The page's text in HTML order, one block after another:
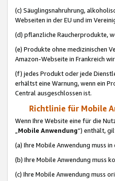
(c) Säuglingsnahruhrung,
Webseiten in der EU und im
(d) pflanzliche Raucherprodukte,
(e) Produkte ohne medizinischen
Amazon-Webseite in Frankreich
(f) jedes Produkt oder jede
erhältst eine Warnung, wenn ein
Central ausgeschlossen ist.
Richtlinie für Mobile
Wenn Ihre Website eine für die
„Mobile Anwendung“) enthält,
(a) Ihre Mobile Anwendung muss
(b) Ihre Mobile Anwendung muss
(c) Ihre Mobile Anwendung muss